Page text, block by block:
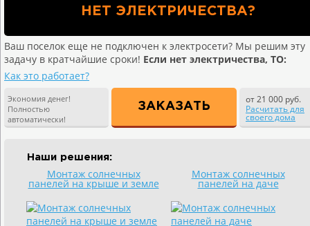
НЕТ ЭЛЕКТРИЧЕСТВА?
Ваш поселок еще не подключен к электросети? Мы решим эту
задачу в кратчайшие сроки! Если нет электричества, ТО:
Как это работает?
Экономия денег!
Полностью
автоматически!
ЗАКАЗАТЬ
от 21 000 руб.
Расчитать для
своего дома
Наши решения:
Монтаж солнечных
панелей на крыше и земле
Монтаж солнечных
панелей на даче